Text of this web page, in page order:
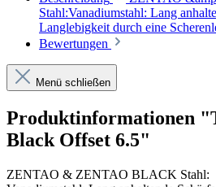
Stahl:Vanadiumstahl: Lang
Langlebigkeit durch eine
Bewertungen
Menü schließen
Produktinformationen
Black Offset 6.5"
ZENTAO & ZENTAO BLACK Stahl: